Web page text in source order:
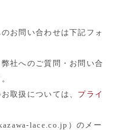
お問い合わせは下記フォ
社へのご質問・お問い合
取扱については、 プライ
lace.co.jp）のメー